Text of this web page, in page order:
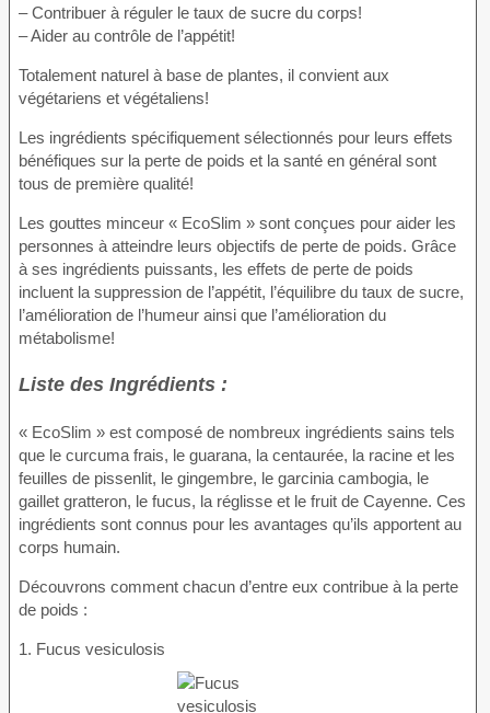
– Contribuer à réguler le taux de sucre du corps!
– Aider au contrôle de l’appétit!
Totalement naturel à base de plantes, il convient aux
végétariens et végétaliens!
Les ingrédients spécifiquement sélectionnés pour leurs effets
bénéfiques sur la perte de poids et la santé en général sont
tous de première qualité!
Les gouttes minceur « EcoSlim » sont conçues pour aider les
personnes à atteindre leurs objectifs de perte de poids. Grâce
à ses ingrédients puissants, les effets de perte de poids
incluent la suppression de l’appétit, l’équilibre du taux de sucre,
l’amélioration de l’humeur ainsi que l’amélioration du
métabolisme!
Liste des Ingrédients :
« EcoSlim » est composé de nombreux ingrédients sains tels
que le curcuma frais, le guarana, la centaurée, la racine et les
feuilles de pissenlit, le gingembre, le garcinia cambogia, le
gaillet gratteron, le fucus, la réglisse et le fruit de Cayenne. Ces
ingrédients sont connus pour les avantages qu’ils apportent au
corps humain.
Découvrons comment chacun d’entre eux contribue à la perte
de poids :
1. Fucus vesiculosis